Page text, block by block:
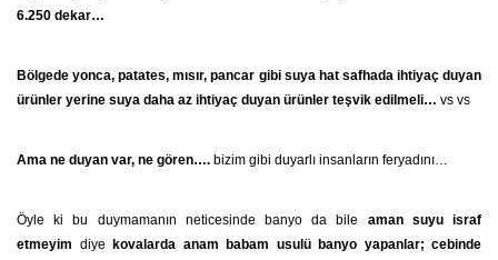
6.250 dekar…
Bölgede yonca, patates, mısır, pancar gibi suya hat safhada ihtiyaç duyan
ürünler yerine suya daha az ihtiyaç duyan ürünler teşvik edilmeli… vs vs
Ama ne duyan var, ne gören…. bizim gibi duyarlı insanların feryadını…
Öyle ki bu duymamanın neticesinde banyo da bile aman suyu israf
etmeyim diye
kovalarda anam babam usulü banyo yapanlar; cebinde